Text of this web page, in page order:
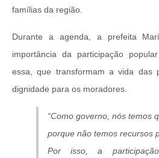
famílias da região.
Durante a agenda, a prefeita
importância da participação
essa, que transformam a vida das
dignidade para os moradores.
“Como governo, nós temos
porque não temos recursos
Por isso, a